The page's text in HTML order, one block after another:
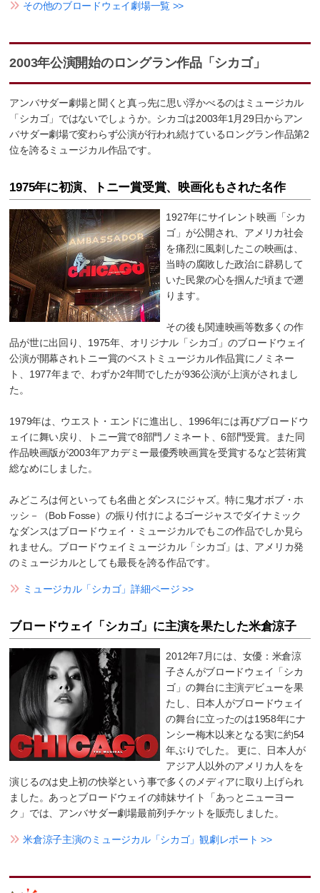
その他のブロードウェイ劇場一覧 >>
2003年公演開始のロングラン作品「シカゴ」
アンバサダー劇場と聞くと真っ先に思い浮かべるのはミュージカル
「シカゴ」ではないでしょうか。シカゴは2003年1月29日からアン
バサダー劇場で変わらず公演が行われ続けているロングラン作品第2
位を誇るミュージカル作品です。
1975年に初演、トニー賞受賞、映画化もされた名作
1927年にサイレント映画「シカ
ゴ」が公開され、アメリカ社会
を痛烈に風刺したこの映画は、
当時の腐敗した政治に辟易して
いた民衆の心を掴んだ頃まで遡
ります。
その後も関連映画等数多くの作
品が世に出回り、1975年、オリジナル「シカゴ」のブロードウェイ
公演が開幕されトニー賞のベストミュージカル作品賞にノミネー
ト、1977年まで、わずか2年間でしたが936公演が上演がされまし
た。
1979年は、ウエスト・エンドに進出し、1996年には再びブロードウ
ェイに舞い戻り、トニー賞で8部門ノミネート、6部門受賞。また同
作品映画版が2003年アカデミー最優秀映画賞を受賞するなど芸術賞
総なめにしました。
みどころは何といっても名曲とダンスにジャズ。特に鬼才ボブ・ホ
ッシ－（Bob Fosse）の振り付けによるゴージャスでダイナミック
なダンスはブロードウェイ・ミュージカルでもこの作品でしか見ら
れません。ブロードウェイミュージカル「シカゴ」は、アメリカ発
のミュージカルとしても最長を誇る作品です。
ミュージカル「シカゴ」詳細ページ >>
ブロードウェイ「シカゴ」に主演を果たした米倉涼子
2012年7月には、女優：米倉涼
子さんがブロードウェイ「シカ
ゴ」の舞台に主演デビューを果
たし、日本人がブロードウェイ
の舞台に立ったのは1958年にナ
ンシー梅木以来となる実に約54
年ぶりでした。 更に、日本人が
アジア人以外のアメリカ人をを
演じるのは史上初の快挙という事で多くのメディアに取り上げられ
ました。あっとブロードウェイの姉妹サイト「あっとニューヨー
ク」では、アンバサダー劇場最前列チケットを販売しました。
米倉涼子主演のミュージカル「シカゴ」観劇レポート >>